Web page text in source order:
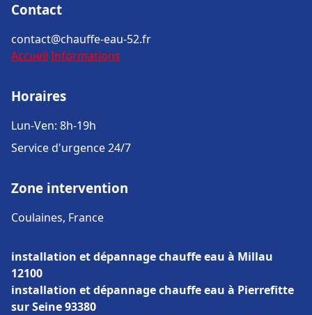
Contact
contact@chauffe-eau-52.fr
Accueil Informations
Horaires
Lun-Ven: 8h-19h
Service d'urgence 24/7
Zone intervention
Coulaines, France
installation et dépannage chauffe eau à Millau
12100
installation et dépannage chauffe eau à Pierrefitte
sur Seine 93380